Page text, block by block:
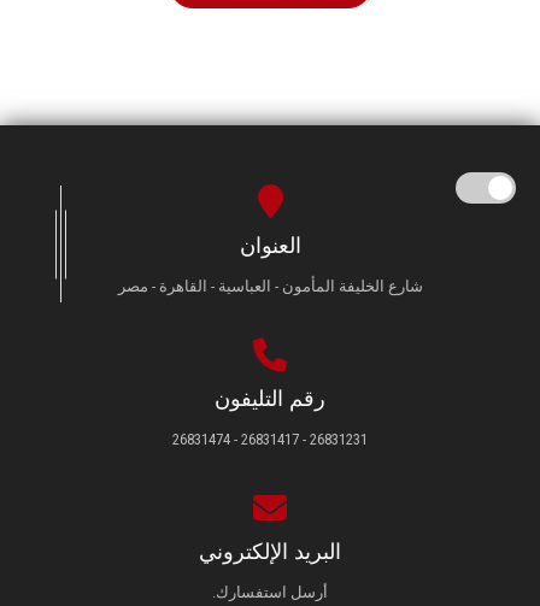
العنوان
شارع الخليفة المأمون - العباسية - القاهرة - مصر
رقم التليفون
26831231 - 26831417 - 26831474
البريد الإلكتروني
أرسل استفسارك.